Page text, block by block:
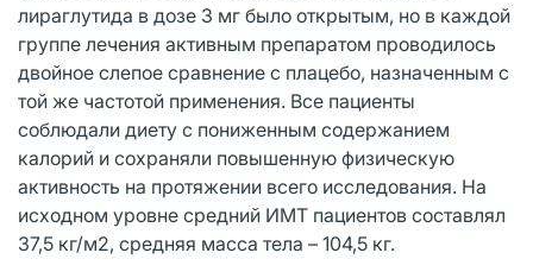
лираглутида в дозе 3 мг было открытым, но в каждой
группе лечения активным препаратом проводилось
двойное слепое сравнение с плацебо, назначенным с
той же частотой применения. Все пациенты
соблюдали диету с пониженным содержанием
калорий и сохраняли повышенную физическую
активность на протяжении всего исследования. На
исходном уровне средний ИМТ пациентов составлял
37,5 кг/м2, средняя масса тела – 104,5 кг.